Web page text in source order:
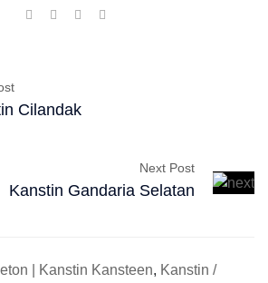
Cilandak
Next Post
Kanstin Gandaria Selatan
| Kanstin Kansteen, Kanstin /